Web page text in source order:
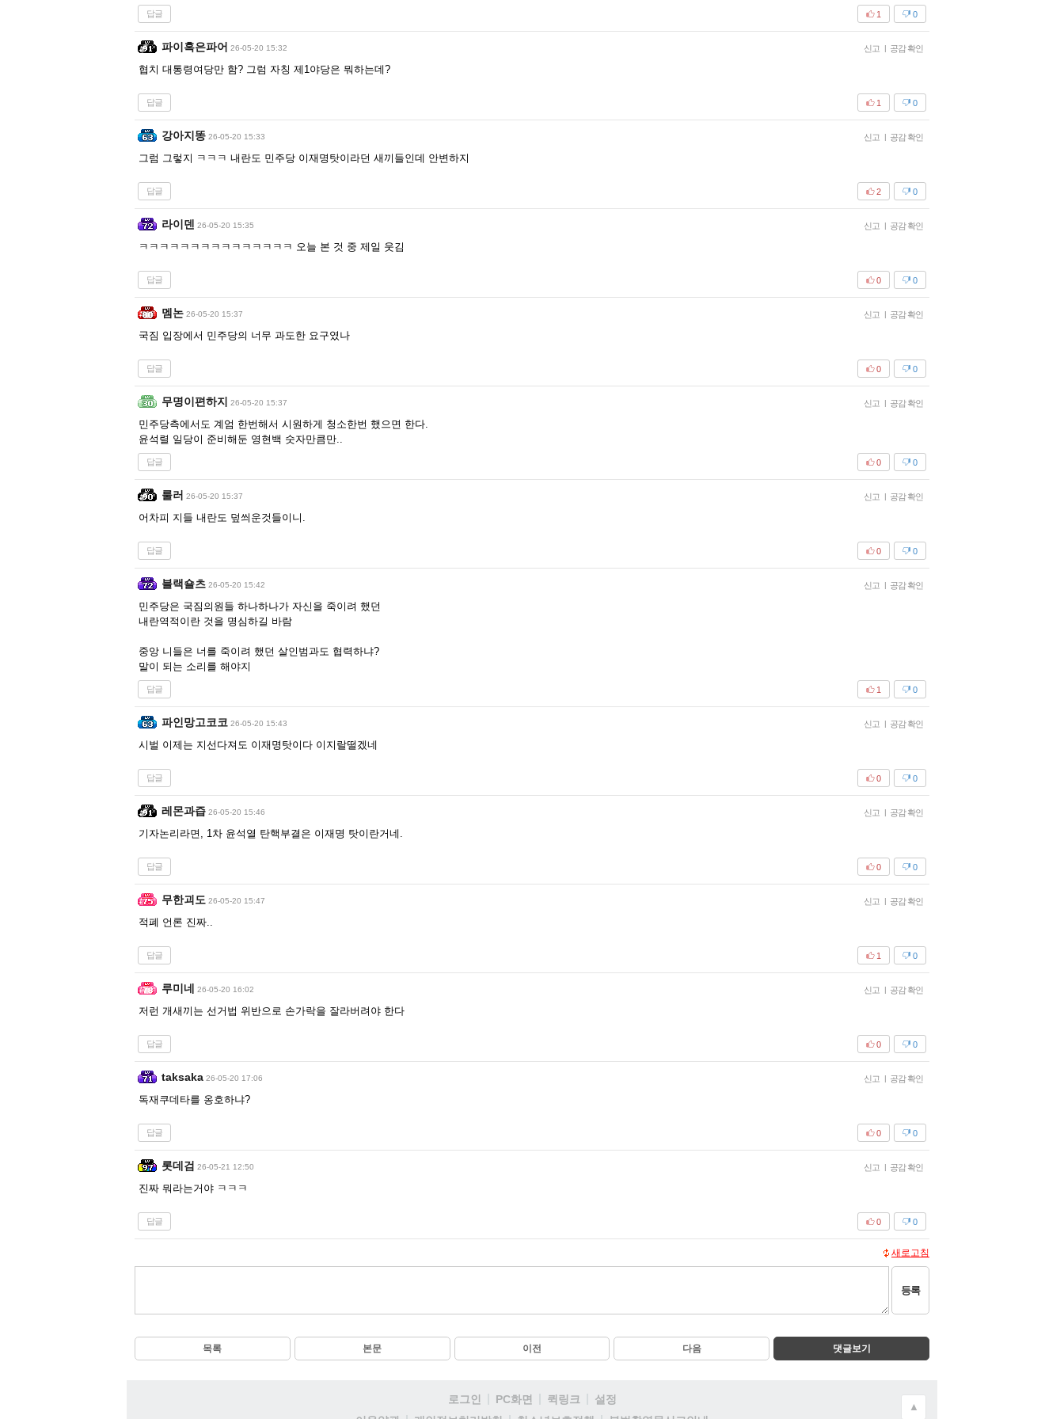
답글 0
1
파이혹은파어 26-05-20 15:32 신고 | 공감 확인
협치 대통령여당만 함? 그럼 자칭 제1야당은 뭐하는데?
답글 0
1
강아지똥 26-05-20 15:33 신고 | 공감 확인
그럼 그렇지 ㅋㅋㅋ 내란도 민주당 이재명탓이라던 새끼들인데 안변하지
답글 0
2
라이덴 26-05-20 15:35 신고 | 공감 확인
ㅋㅋㅋㅋㅋㅋㅋㅋㅋㅋㅋㅋㅋㅋㅋ 오늘 본 것 중 제일 웃김
답글 0
0
멤논 26-05-20 15:37 신고 | 공감 확인
국짐 입장에서 민주당의 너무 과도한 요구였나
답글 0
0
무명이편하지 26-05-20 15:37 신고 | 공감 확인
민주당측에서도 계엄 한번해서 시원하게 청소한번 했으면 한다.
윤석렬 일당이 준비해둔 영현백 숫자만큼만..
답글 0
0
룰러 26-05-20 15:37 신고 | 공감 확인
어차피 지들 내란도 덮씌운것들이니.
답글 0
0
블랙숄츠 26-05-20 15:42 신고 | 공감 확인
민주당은 국짐의원들 하나하나가 자신을 죽이려 했던
내란역적이란 것을 명심하길 바람
중앙 니들은 너를 죽이려 했던 살인범과도 협력하냐?
말이 되는 소리를 해야지
답글 0
1
파인망고코코 26-05-20 15:43 신고 | 공감 확인
시벌 이제는 지선다져도 이재명탓이다 이지랄떨겠네
답글 0
0
레몬과즙 26-05-20 15:46 신고 | 공감 확인
기자논리라면, 1차 윤석열 탄핵부결은 이재명 탓이란거네.
답글 0
0
무한괴도 26-05-20 15:47 신고 | 공감 확인
적폐 언론 진짜..
답글 0
1
루미네 26-05-20 16:02 신고 | 공감 확인
저런 개새끼는 선거법 위반으로 손가락을 잘라버려야 한다
답글 0
0
taksaka 26-05-20 17:06 신고 | 공감 확인
독재쿠데타를 옹호하냐?
답글 0
0
롯데검 26-05-21 12:50 신고 | 공감 확인
진짜 뭐라는거야 ㅋㅋㅋ
답글 0
0
새로고침
등록
목록 본문 이전 다음 댓글보기
로그인 PC화면 퀵링크
설정
▲